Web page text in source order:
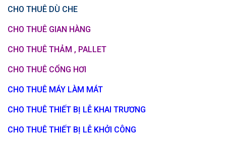
CHO THUÊ DÙ CHE
CHO THUÊ GIAN HÀNG
CHO THUÊ THẢM , PALLET
CHO THUÊ CỔNG HƠI
CHO THUÊ MÁY LÀM MÁT
CHO THUÊ THIẾT BỊ LỄ KHAI TRƯƠNG
CHO THUÊ THIẾT BỊ LỄ KHỞI CÔNG